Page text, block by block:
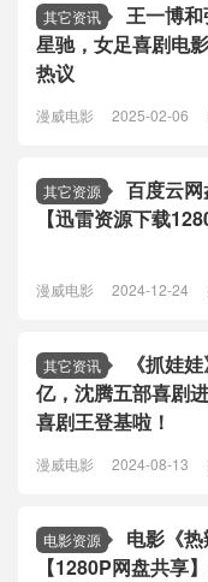
其它资讯
王一博
星驰，女足喜剧电
热议
漫威电影 2025-02-06
其它资源
百度云
【迅雷资源下载
漫威电影 2024-12-24
其它资讯
《抓娃
亿，沈腾五部喜剧
喜剧王登基啦！
漫威电影 2024-08-13
电影资源
电影《
【1280P网盘共享